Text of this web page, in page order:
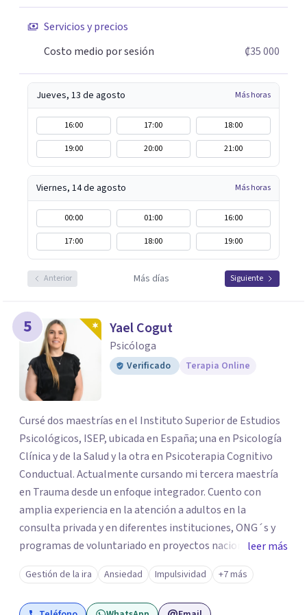
Servicios y precios
Costo medio por sesión
₡35 000
Jueves, 13 de agosto Más horas
16:00 17:00
18:00
19:00
20:00 21:00
Viernes, 14 de agosto Más horas
00:00 01:00
16:00
17:00
18:00 19:00
Anterior Más días Siguiente
5 Yael Cogut
Psicóloga
Verificado Terapia Online
Cursé dos maestrías en el Instituto Superior de Estudios
Psicológicos, ISEP, ubicada en España; una en Psicología
Clínica y de la Salud y la otra en Psicoterapia Cognitivo
Conductual. Actualmente cursando mi tercera maestría
en Trauma desde un enfoque integrador. Cuento con
amplia experiencia en la atención a adultos en la
consulta privada y en diferentes instituciones, ONG´s y
programas de voluntariado en proyectos nacionales e
internacionales; así como en capacitaciones y talleres en
diferentes empresas y asociaciones relacionadas al área
de la salud mental. Me apasiona capacitarme
leer más
Gestión de la ira Ansiedad Impulsividad +7 más